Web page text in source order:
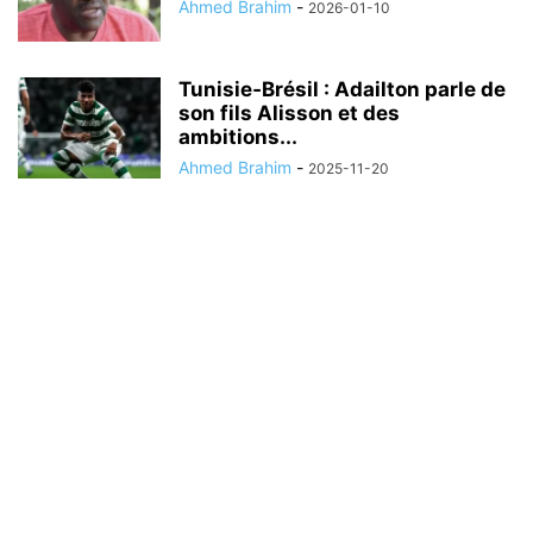
Ahmed Brahim - 2026-01-10
Tunisie‑Brésil : Adailton parle de
son fils Alisson et des
ambitions...
Ahmed Brahim - 2025-11-20